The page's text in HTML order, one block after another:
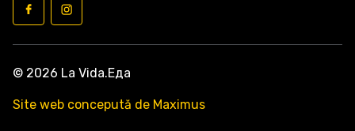
© 2026 La Vida.Еда
Site web concepută de Maximus